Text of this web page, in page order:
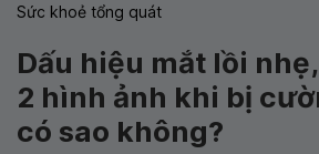
Sức khoẻ tổng quát
Dấu hiệu mắt lồi
2 hình ảnh khi bị
có sao không?